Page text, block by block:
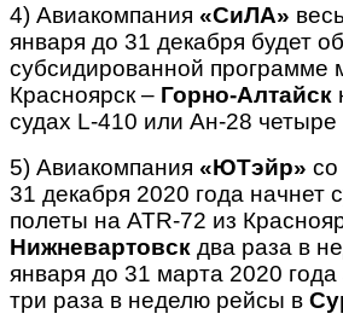
4) Авиакомпания «СиЛА»
января до 31 декабря будет
субсидированной программе
Красноярск – Горно-Алтайск
судах L-410 или Ан-28
5) Авиакомпания «ЮТэйр» со
31 декабря 2020 года начнет
полеты на ATR-72 из
Нижневартовск два раза в
января до 31 марта 2020
три раза в неделю рейсы в